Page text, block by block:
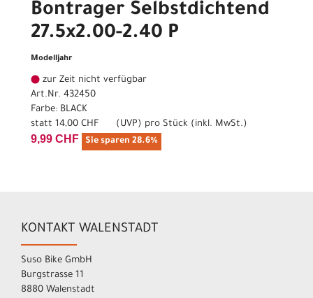
Bontrager Selbstdichtend
27.5x2.00-2.40 P
Modelljahr
zur Zeit nicht verfügbar
Art.Nr. 432450
Farbe: BLACK
statt 14,00 CHF ( UVP) pro Stück (inkl. MwSt.)
9,99 CHF Sie sparen 28.6%
KONTAKT WALENSTADT
Suso Bike GmbH
Burgstrasse 11
8880 Walenstadt